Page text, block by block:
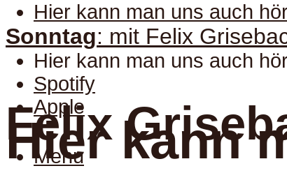
Hier kann man uns auch
Spotify
Apple
Menu
Hier kann man uns auch
Hier kann
Sonntag: mit Felix
Felix